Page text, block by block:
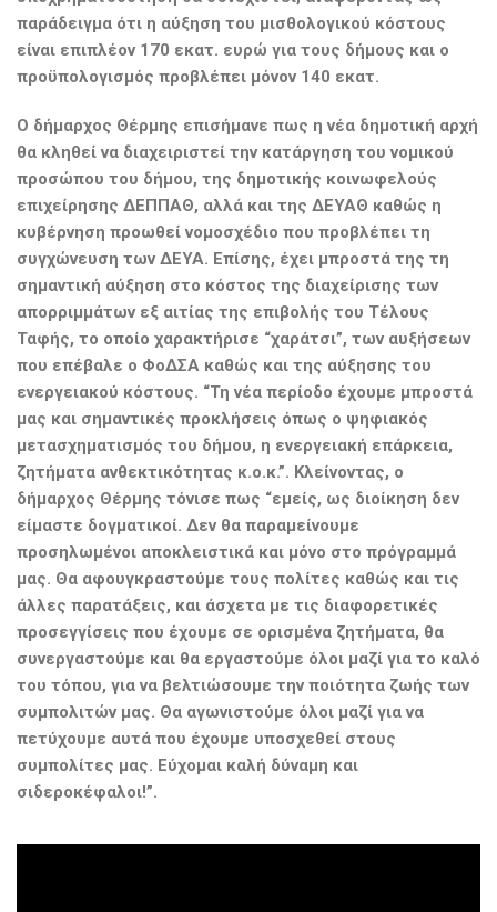
παράδειγμα ότι η αύξηση του μισθολογικού κόστους
είναι επιπλέον 170 εκατ. ευρώ για τους δήμους και ο
προϋπολογισμός προβλέπει μόνον 140 εκατ.
Ο δήμαρχος Θέρμης επισήμανε πως η νέα δημοτική αρχή
θα κληθεί να διαχειριστεί την κατάργηση του νομικού
προσώπου του δήμου, της δημοτικής κοινωφελούς
επιχείρησης ΔΕΠΠΑΘ, αλλά και της ΔΕΥΑΘ καθώς η
κυβέρνηση προωθεί νομοσχέδιο που προβλέπει τη
συγχώνευση των ΔΕΥΑ. Επίσης, έχει μπροστά της τη
σημαντική αύξηση στο κόστος της διαχείρισης των
απορριμμάτων εξ αιτίας της επιβολής του Τέλους
Ταφής, το οποίο χαρακτήρισε “χαράτσι”, των αυξήσεων
που επέβαλε ο ΦοΔΣΑ καθώς και της αύξησης του
ενεργειακού κόστους. “Τη νέα περίοδο έχουμε μπροστά
μας και σημαντικές προκλήσεις όπως ο ψηφιακός
μετασχηματισμός του δήμου, η ενεργειακή επάρκεια,
ζητήματα ανθεκτικότητας κ.ο.κ.”. Κλείνοντας, ο
δήμαρχος Θέρμης τόνισε πως “εμείς, ως διοίκηση δεν
είμαστε δογματικοί. Δεν θα παραμείνουμε
προσηλωμένοι αποκλειστικά και μόνο στο πρόγραμμά
μας. Θα αφουγκραστούμε τους πολίτες καθώς και τις
άλλες παρατάξεις, και άσχετα με τις διαφορετικές
προσεγγίσεις που έχουμε σε ορισμένα ζητήματα, θα
συνεργαστούμε και θα εργαστούμε όλοι μαζί για το καλό
του τόπου, για να βελτιώσουμε την ποιότητα ζωής των
συμπολιτών μας. Θα αγωνιστούμε όλοι μαζί για να
πετύχουμε αυτά που έχουμε υποσχεθεί στους
συμπολίτες μας. Εύχομαι καλή δύναμη και
σιδεροκέφαλοι!”.